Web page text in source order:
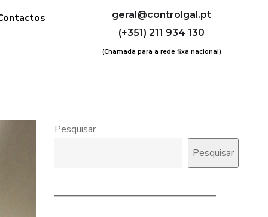
geral@controlgal.pt
(+351) 211 934 130
(Chamada para a rede fixa nacional)
Pesquisar
Pesquisar